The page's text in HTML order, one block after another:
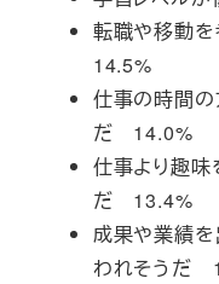
転職や移動
14.5%
仕事の時間
だ 14.0%
仕事より趣味
だ 13.4%
成果や業績
われそうだ